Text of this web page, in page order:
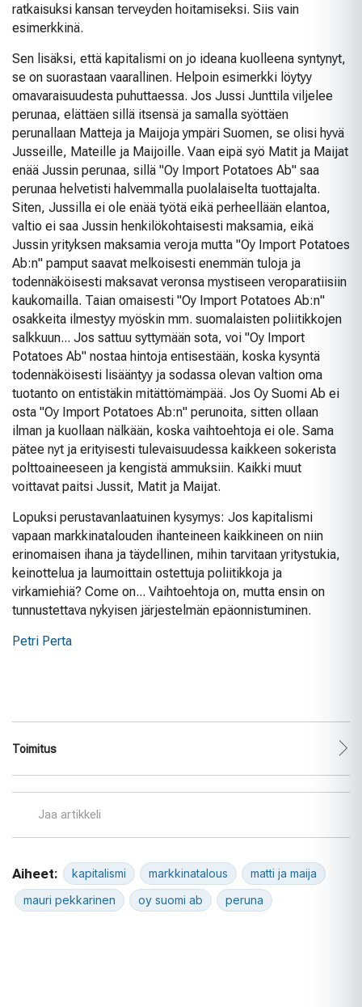
ratkaisuksi kansan terveyden hoitamiseksi. Siis vain
esimerkkinä.
Sen lisäksi, että kapitalismi on jo ideana kuolleena syntynyt,
se on suorastaan vaarallinen. Helpoin esimerkki löytyy
omavaraisuudesta puhuttaessa. Jos Jussi Junttila viljelee
perunaa, elättäen sillä itsensä ja samalla syöttäen
perunallaan Matteja ja Maijoja ympäri Suomen, se olisi hyvä
Jusseille, Mateille ja Maijoille. Vaan eipä syö Matit ja Maijat
enää Jussin perunaa, sillä "Oy Import Potatoes Ab" saa
perunaa helvetisti halvemmalla puolalaiselta tuottajalta.
Siten, Jussilla ei ole enää työtä eikä perheellään elantoa,
valtio ei saa Jussin henkilökohtaisesti maksamia, eikä
Jussin yrityksen maksamia veroja mutta "Oy Import Potatoes
Ab:n" pamput saavat melkoisesti enemmän tuloja ja
todennäköisesti maksavat veronsa mystiseen veroparatiisiin
kaukomailla. Taian omaisesti "Oy Import Potatoes Ab:n"
osakkeita ilmestyy myöskin mm. suomalaisten poliitikkojen
salkkuun... Jos sattuu syttymään sota, voi "Oy Import
Potatoes Ab" nostaa hintoja entisestään, koska kysyntä
todennäköisesti lisääntyy ja sodassa olevan valtion oma
tuotanto on entistäkin mitättömämpää. Jos Oy Suomi Ab ei
osta "Oy Import Potatoes Ab:n" perunoita, sitten ollaan
ilman ja kuollaan nälkään, koska vaihtoehtoja ei ole. Sama
pätee nyt ja erityisesti tulevaisuudessa kaikkeen sokerista
polttoaineeseen ja kengistä ammuksiin. Kaikki muut
voittavat paitsi Jussit, Matit ja Maijat.
Lopuksi perustavanlaatuinen kysymys: Jos kapitalismi
vapaan markkinatalouden ihanteineen kaikkineen on niin
erinomaisen ihana ja täydellinen, mihin tarvitaan yritystukia,
keinottelua ja laumoittain ostettuja poliitikkoja ja
virkamiehiä? Come on... Vaihtoehtoja on, mutta ensin on
tunnustettava nykyisen järjestelmän epäonnistuminen.
Petri Perta
Toimitus
Jaa artikkeli
Aiheet: kapitalismi markkinatalous
matti ja maija
mauri pekkarinen
oy suomi ab peruna